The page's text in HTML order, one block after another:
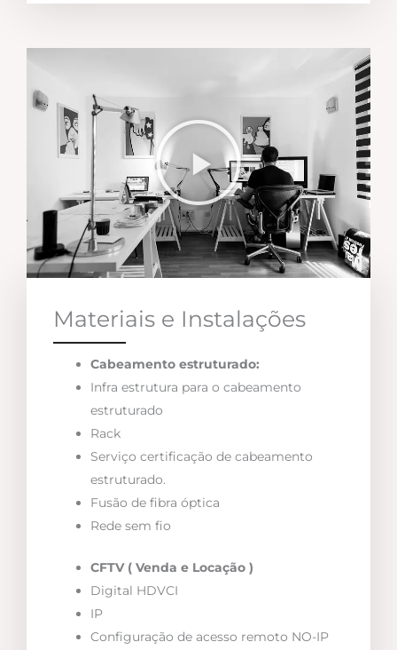
Materiais e Instalações
Cabeamento estruturado:
Infra estrutura para o cabeamento
estruturado
Rack
Serviço certificação de cabeamento
estruturado.
Fusão de fibra óptica
Rede sem fio
CFTV ( Venda e Locação )
Digital HDVCI
IP
Configuração de acesso remoto NO-IP